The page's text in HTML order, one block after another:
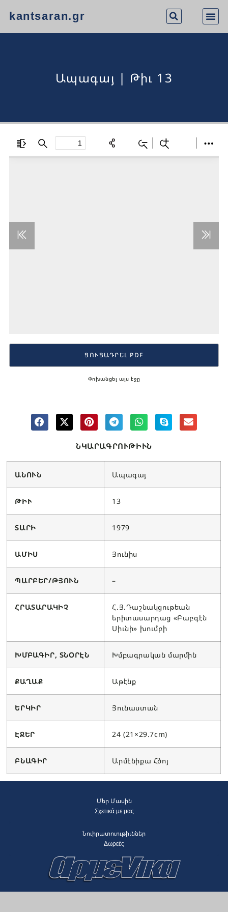
kantsaran.gr
Ապագայ | Թիւ 13
ՆԿԱՐԱԳՐՈՒԹԻՒՆ
ԱՆՈՒՆ Ապագայ
ԹԻՒ 13
ՏԱՐԻ 1979
ԱՄԻՍ Յունիս
ՊԱՐԲԵՐ/ԹՅՈՒՆ –
ՀՐԱՏԱՐԱԿԻՉ
Հ.Յ.Դաշնակցութեան
երիտասարդաց «Բաբգէն
Սիւնի» խումբի
ԽՄԲԱԳԻՐ, ՏՆՕՐԷՆ Խմբագրական մարմին
ՔԱՂԱՔ Աթէնք
ԵՐԿԻՐ Յունաստան
ԷՋԵՐ 24 (21×29.7cm)
ԲՆԱԳԻՐ Արմէնիքա Հծոյ
Փոխանցել այս էջը
ՑՈՒՑԱԴՐԵԼ PDF
Մեր Մասին
Σχετικά με μας
Նուիրատուութիւններ
Δωρεές